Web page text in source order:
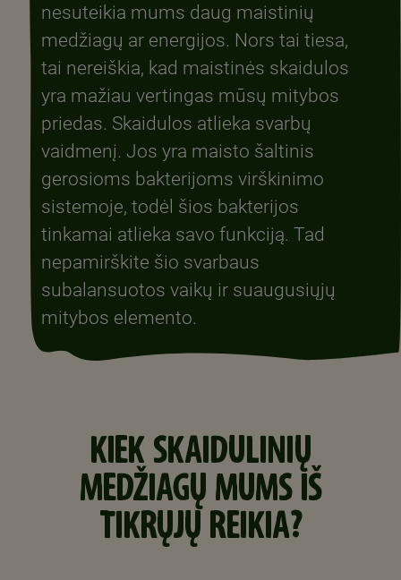
nesuteikia mums daug maistinių
medžiagų ar energijos. Nors tai tiesa,
tai nereiškia, kad maistinės skaidulos
yra mažiau vertingas mūsų mitybos
priedas. Skaidulos atlieka svarbų
vaidmenį. Jos yra maisto šaltinis
gerosioms bakterijoms virškinimo
sistemoje, todėl šios bakterijos
tinkamai atlieka savo funkciją. Tad
nepamirškite šio svarbaus
subalansuotos vaikų ir suaugusiųjų
mitybos elemento.
KIEK SKAIDULINIŲ
MEDŽIAGŲ MUMS IŠ
TIKRŲJŲ REIKIA?